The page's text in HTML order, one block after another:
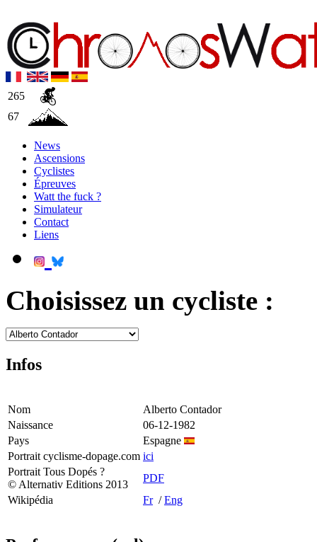
265
67
News
Ascensions
Cyclistes
Épreuves
Watt the fuck ?
Simulateur
Contact
Liens
Choisissez un cycliste :
Infos
Nom
Alberto Contador
Naissance
06-12-1982
Pays
Espagne
Portrait cyclisme-dopage.com ici
Portrait Tous Dopés ?
© Alternativ Editions 2013
PDF
Wikipédia
Fr/Eng